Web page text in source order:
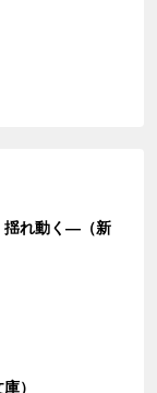
れ動く―（新
）